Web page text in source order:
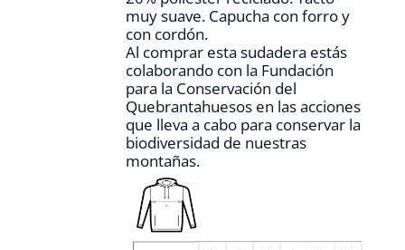
muy suave. Capucha con forro y
con cordón.
Al comprar esta sudadera estás
colaborando con la Fundación
para la Conservación del
Quebrantahuesos en las acciones
que lleva a cabo para conservar la
biodiversidad de nuestras
montañas.